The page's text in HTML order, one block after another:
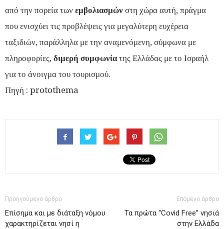
από την πορεία των εμβολιασμών στη χώρα αυτή, πράγμα
που ενισχύει τις προβλέψεις για μεγαλύτερη ευχέρεια
ταξιδιών, παράλληλα με την αναμενόμενη, σύμφωνα με
πληροφορίες, διμερή συμφωνίατης Ελλάδας με το Ισραήλ
για το άνοιγμα του τουρισμού.
Πηγή : protothema
Προηγούμενο άρθρο
Επίσημα και με διάταξη νόμου
χαρακτηρίζεται νησί η
Επόμενο άρθρο
Τα πρώτα “Covid Free” νησιά
στην Ελλάδα